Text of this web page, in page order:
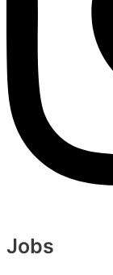
Jobs